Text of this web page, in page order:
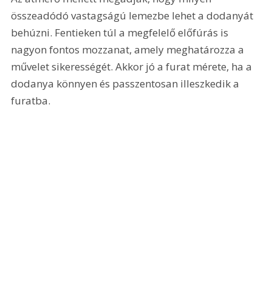
összeadódó vastagságú lemezbe lehet a dodanyát
behúzni. Fentieken túl a megfelelő előfúrás is
nagyon fontos mozzanat, amely meghatározza a
művelet sikerességét. Akkor jó a furat mérete, ha a
dodanya könnyen és passzentosan illeszkedik a
furatba.